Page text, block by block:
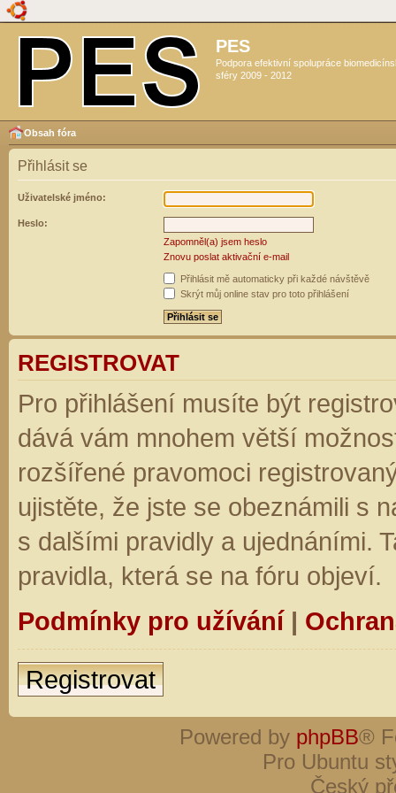
PES
Podpora efektivní spolupráce
sféry 2009 - 2012
Obsah fóra
Přihlásit se
Uživatelské jméno:
Heslo:
Zapomněl(a) jsem heslo
Znovu poslat aktivační e-mail
Přihlásit mě automaticky při každé návštěvě
Skrýt můj online stav pro toto přihlášení
REGISTROVAT
Pro přihlášení musíte být
dává vám mnohem větší
rozšířené pravomoci
ujistěte, že jste se obeznámili s
s dalšími pravidly a ujednáními.
pravidla, která se na fóru objeví.
Podmínky pro užívání|
Registrovat
Powered by phpBB®
Pro Ubuntu
Český